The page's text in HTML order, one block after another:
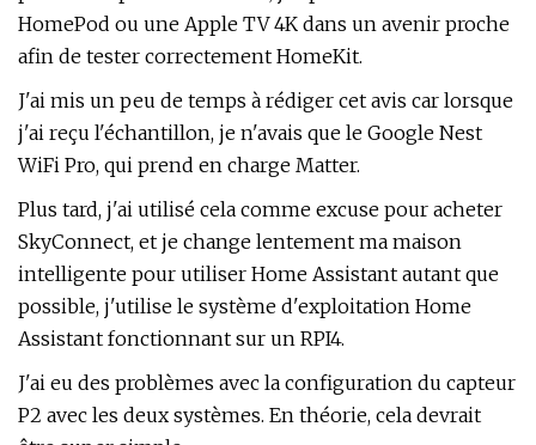
HomePod ou une Apple TV 4K dans un avenir proche
afin de tester correctement HomeKit.
J'ai mis un peu de temps à rédiger cet avis car lorsque
j'ai reçu l'échantillon, je n'avais que le Google Nest
WiFi Pro, qui prend en charge Matter.
Plus tard, j'ai utilisé cela comme excuse pour acheter
SkyConnect, et je change lentement ma maison
intelligente pour utiliser Home Assistant autant que
possible, j'utilise le système d'exploitation Home
Assistant fonctionnant sur un RPI4.
J'ai eu des problèmes avec la configuration du capteur
P2 avec les deux systèmes. En théorie, cela devrait